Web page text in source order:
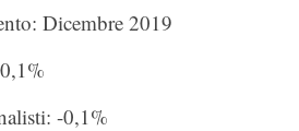
Dicembre 2019
-0,1%